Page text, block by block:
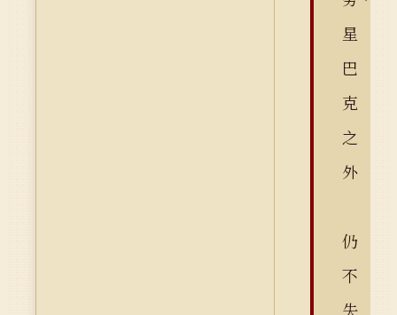
星
巴
克
之
外
仍
不
失